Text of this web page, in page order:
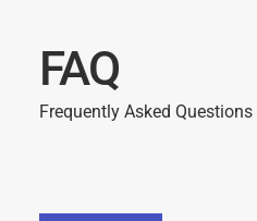
FAQ
Frequently Asked Questions